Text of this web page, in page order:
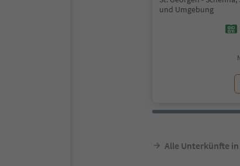
und Umgebung
Alle Unterkünfte